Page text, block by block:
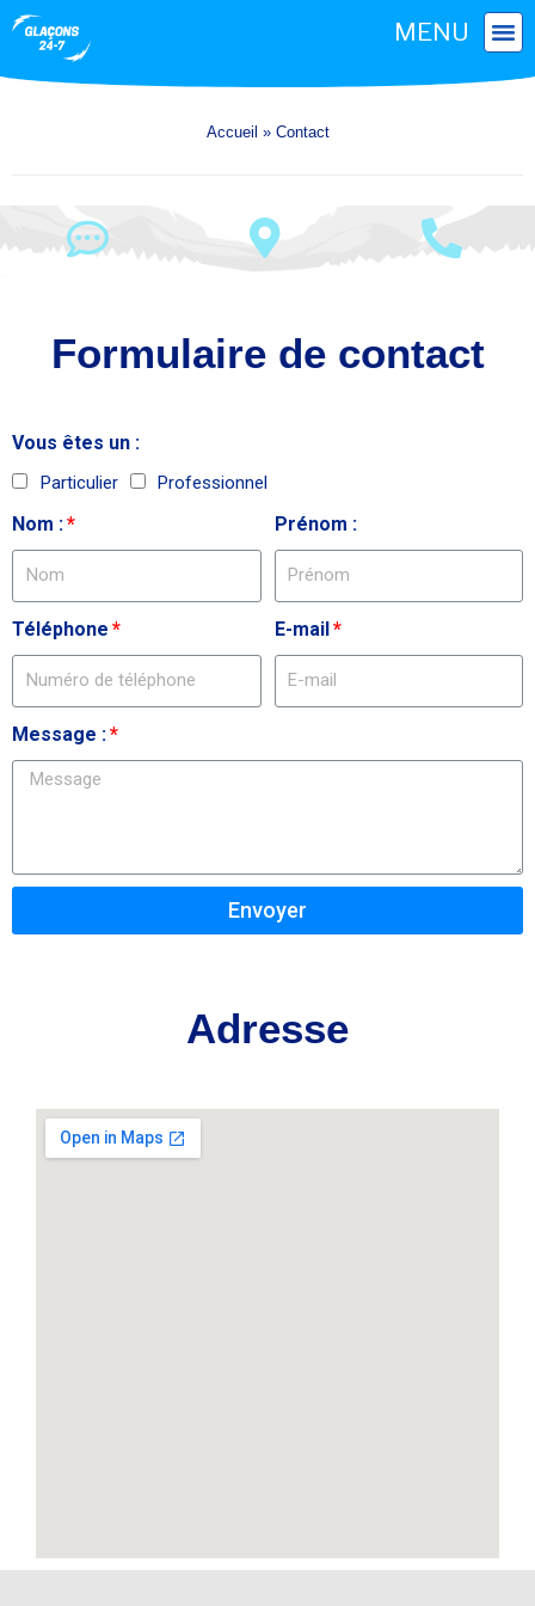
Accueil » Contact
Formulaire de contact
Vous êtes un :
Particulier Professionnel
Nom : Prénom :
Téléphone E-mail
Message :
Envoyer
Adresse